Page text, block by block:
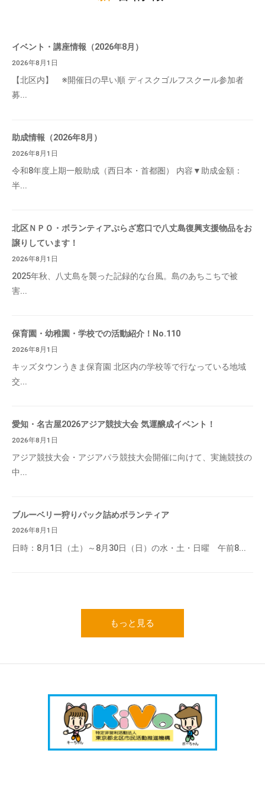
イベント・講座情報（2026年8月）
2026年8月1日
【北区内】 ※開催日の早い順 ディスクゴルフスクール参加者
募...
助成情報（2026年8月）
2026年8月1日
令和8年度上期一般助成（西日本・首都圏） 内容▼助成金額：
半...
北区ＮＰＯ・ボランティアぷらざ窓口で八丈島復興支援物品をお
譲りしています！
2026年8月1日
2025年秋、八丈島を襲った記録的な台風。島のあちこちで被
害...
保育園・幼稚園・学校での活動紹介！No.110
2026年8月1日
キッズタウンうきま保育園 北区内の学校等で行なっている地域
交...
愛知・名古屋2026アジア競技大会 気運醸成イベント！
2026年8月1日
アジア競技大会・アジアパラ競技大会開催に向けて、実施競技の
中...
ブルーベリー狩りパック詰めボランティア
2026年8月1日
日時：8月1日（土）～8月30日（日）の水・土・日曜 午前8...
もっと見る